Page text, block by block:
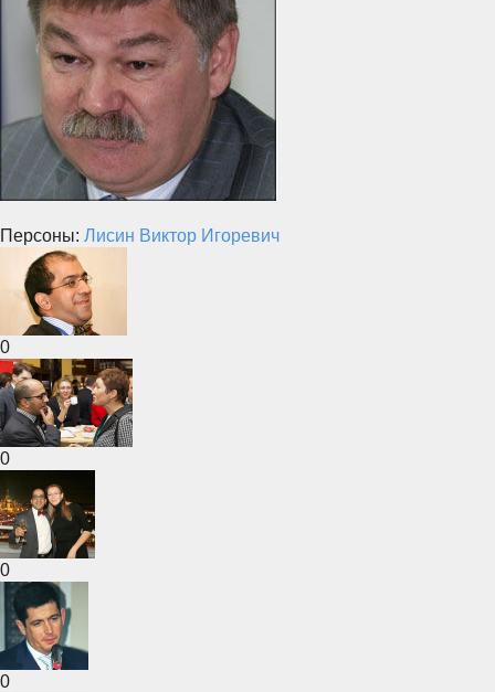
Персоны: Лисин Виктор Игоревич
0
0
0
0